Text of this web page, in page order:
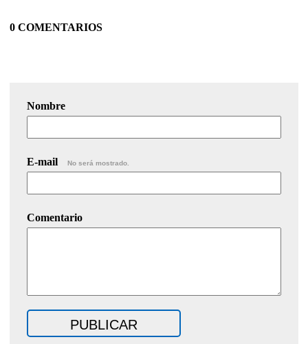
0 COMENTARIOS
Nombre
E-mail No será mostrado.
Comentario